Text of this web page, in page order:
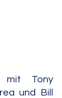
Tony
und Bill